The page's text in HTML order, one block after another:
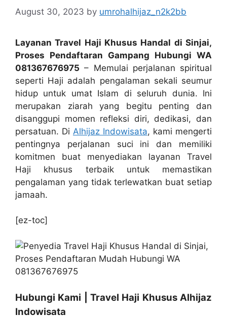
August 30, 2023 by umrohalhijaz_n2k2bb
Layanan Travel Haji Khusus Handal di Sinjai,
Proses Pendaftaran Gampang Hubungi WA
081367676975 – Memulai perjalanan spiritual
seperti Haji adalah pengalaman sekali seumur
hidup untuk umat Islam di seluruh dunia. Ini
merupakan ziarah yang begitu penting dan
disanggupi momen refleksi diri, dedikasi, dan
persatuan. Di Alhijaz Indowisata, kami mengerti
pentingnya perjalanan suci ini dan memiliki
komitmen buat menyediakan layanan Travel
Haji khusus terbaik untuk memastikan
pengalaman yang tidak terlewatkan buat setiap
jamaah.
[ez-toc]
Hubungi Kami | Travel Haji Khusus Alhijaz
Indowisata